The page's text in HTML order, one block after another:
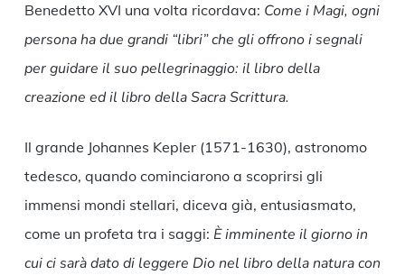
Benedetto XVI una volta ricordava: Come i Magi, ogni
persona ha due grandi “libri” che gli offrono i segnali
per guidare il suo pellegrinaggio: il libro della
creazione ed il libro della Sacra Scrittura.
Il grande Johannes Kepler (1571-1630), astronomo
tedesco, quando cominciarono a scoprirsi gli
immensi mondi stellari, diceva già, entusiasmato,
come un profeta tra i saggi: È imminente il giorno in
cui ci sarà dato di leggere Dio nel libro della natura con